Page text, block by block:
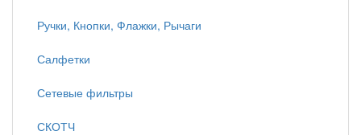
Ручки, Кнопки, Флажки, Рычаги
Салфетки
Сетевые фильтры
СКОТЧ